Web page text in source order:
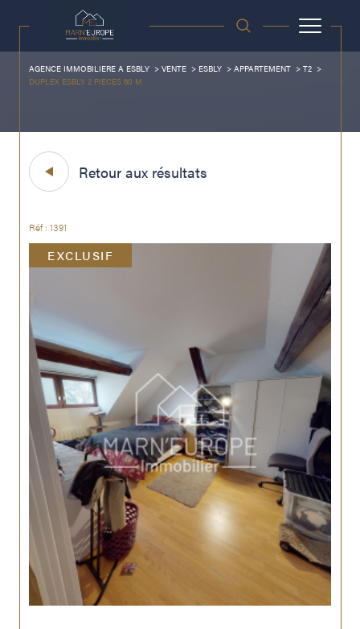
AGENCE IMMOBILIERE A ESBLY VENTE ESBLY APPARTEMENT
T2
DUPLEX ESBLY 2 PIECES 60 M
Retour aux résultats
Réf : 1391
EXCLUSIF